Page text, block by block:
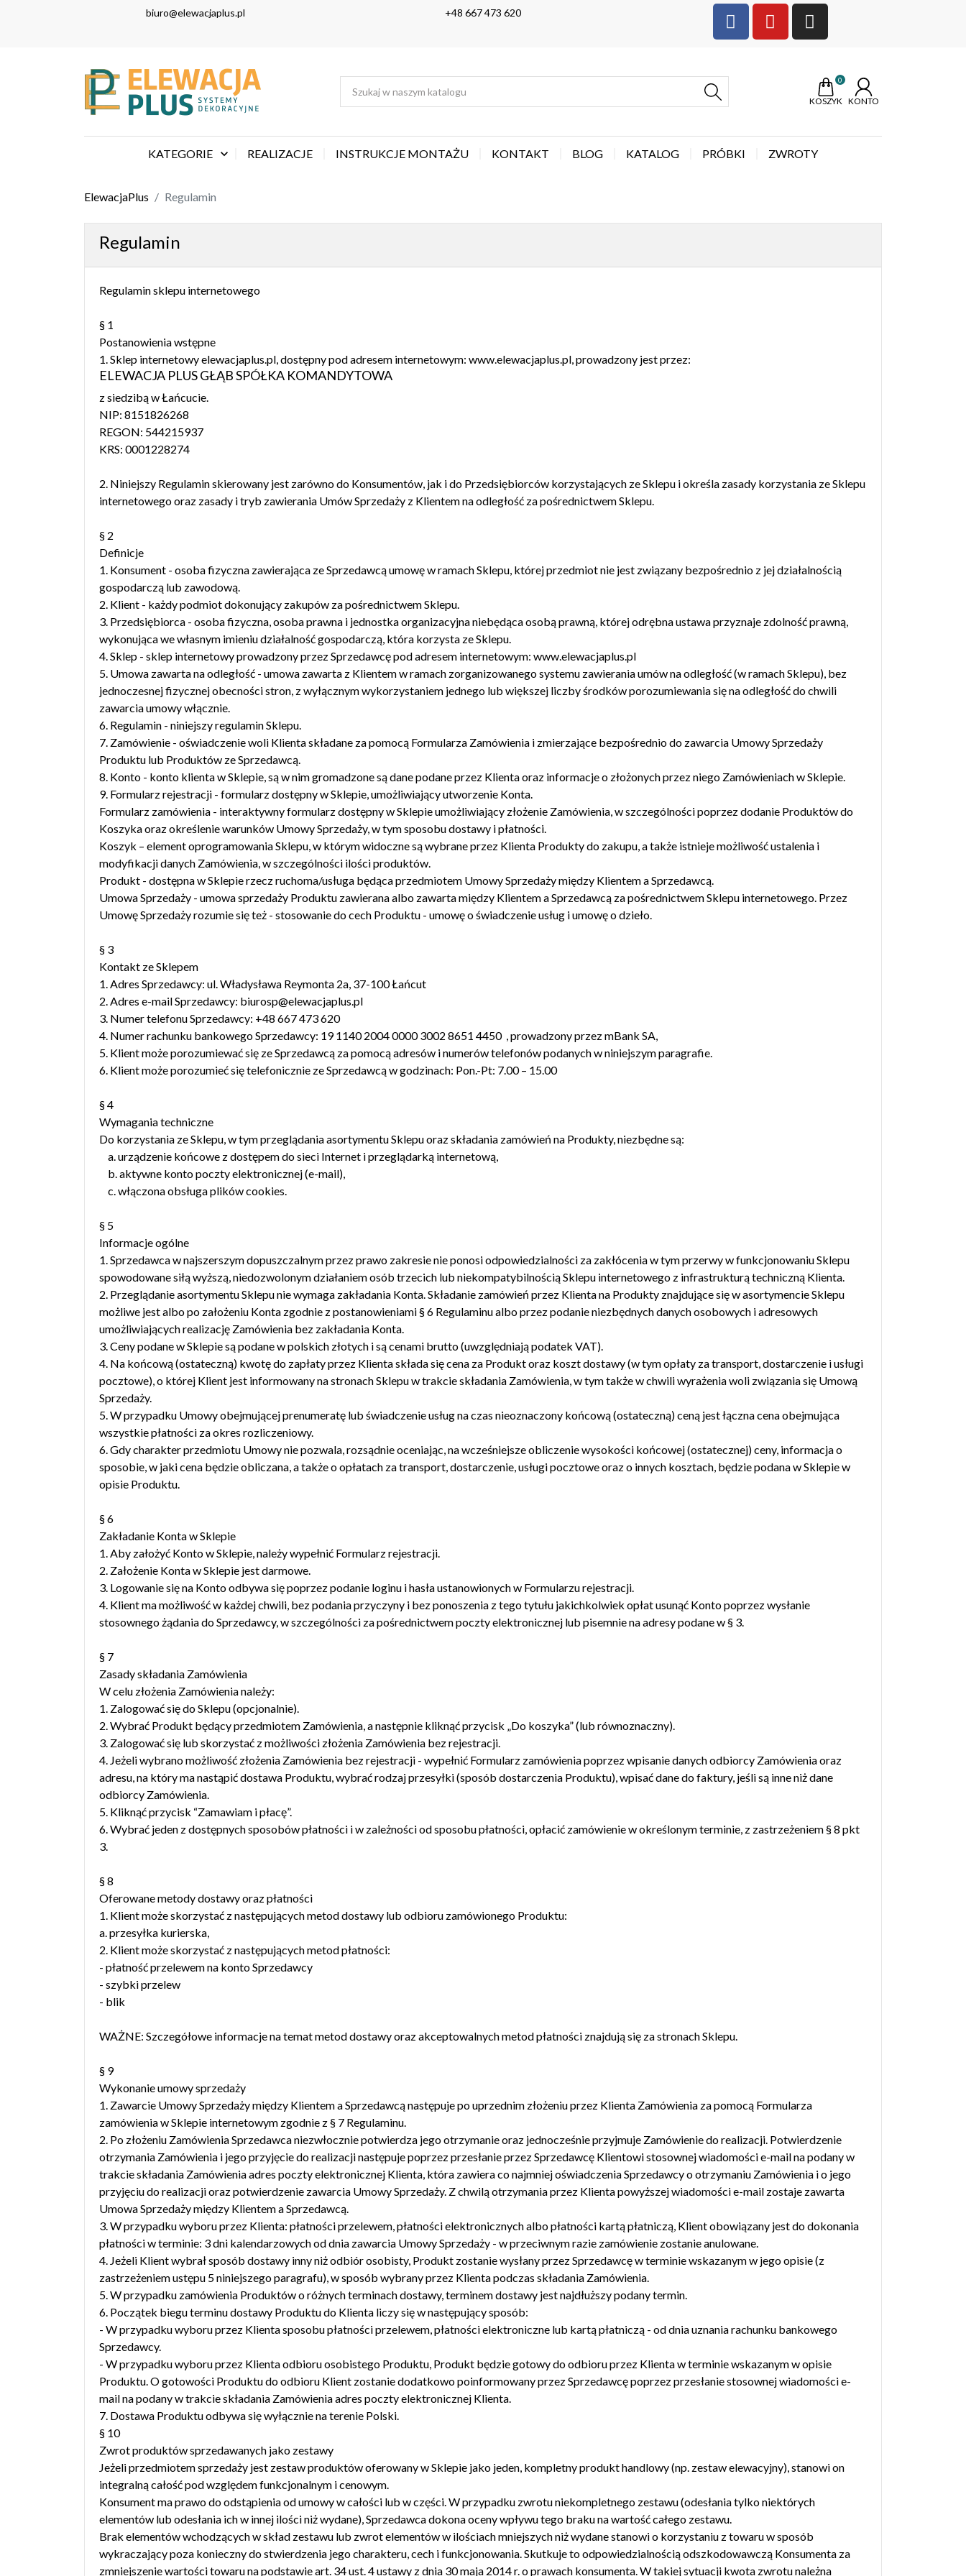
biuro@elewacjaplus.pl +48 667 473 620
KOSZYK
0
KONTO
KATEGORIE  REALIZACJE INSTRUKCJE MONTAŻU KONTAKT BLOG KATALOG PRÓBKI ZWROTY
ElewacjaPlus Regulamin
Regulamin
Regulamin sklepu internetowego
§ 1
Postanowienia wstępne
1. Sklep internetowy elewacjaplus.pl, dostępny pod adresem internetowym: www.elewacjaplus.pl, prowadzony jest przez:
ELEWACJA PLUS GŁĄB SPÓŁKA KOMANDYTOWA
z siedzibą w Łańcucie.
NIP: 8151826268
REGON: 544215937
KRS: 0001228274
2. Niniejszy Regulamin skierowany jest zarówno do Konsumentów, jak i do Przedsiębiorców korzystających ze Sklepu i określa zasady korzystania ze Sklepu
internetowego oraz zasady i tryb zawierania Umów Sprzedaży z Klientem na odległość za pośrednictwem Sklepu.
§ 2
Definicje
1. Konsument - osoba fizyczna zawierająca ze Sprzedawcą umowę w ramach Sklepu, której przedmiot nie jest związany bezpośrednio z jej działalnością
gospodarczą lub zawodową.
2. Klient - każdy podmiot dokonujący zakupów za pośrednictwem Sklepu.
3. Przedsiębiorca - osoba fizyczna, osoba prawna i jednostka organizacyjna niebędąca osobą prawną, której odrębna ustawa przyznaje zdolność prawną,
wykonująca we własnym imieniu działalność gospodarczą, która korzysta ze Sklepu.
4. Sklep - sklep internetowy prowadzony przez Sprzedawcę pod adresem internetowym: www.elewacjaplus.pl
5. Umowa zawarta na odległość - umowa zawarta z Klientem w ramach zorganizowanego systemu zawierania umów na odległość (w ramach Sklepu), bez
jednoczesnej fizycznej obecności stron, z wyłącznym wykorzystaniem jednego lub większej liczby środków porozumiewania się na odległość do chwili
zawarcia umowy włącznie.
6. Regulamin - niniejszy regulamin Sklepu.
7. Zamówienie - oświadczenie woli Klienta składane za pomocą Formularza Zamówienia i zmierzające bezpośrednio do zawarcia Umowy Sprzedaży
Produktu lub Produktów ze Sprzedawcą.
8. Konto - konto klienta w Sklepie, są w nim gromadzone są dane podane przez Klienta oraz informacje o złożonych przez niego Zamówieniach w Sklepie.
9. Formularz rejestracji - formularz dostępny w Sklepie, umożliwiający utworzenie Konta.
Formularz zamówienia - interaktywny formularz dostępny w Sklepie umożliwiający złożenie Zamówienia, w szczególności poprzez dodanie Produktów do
Koszyka oraz określenie warunków Umowy Sprzedaży, w tym sposobu dostawy i płatności.
Koszyk – element oprogramowania Sklepu, w którym widoczne są wybrane przez Klienta Produkty do zakupu, a także istnieje możliwość ustalenia i
modyfikacji danych Zamówienia, w szczególności ilości produktów.
Produkt - dostępna w Sklepie rzecz ruchoma/usługa będąca przedmiotem Umowy Sprzedaży między Klientem a Sprzedawcą.
Umowa Sprzedaży - umowa sprzedaży Produktu zawierana albo zawarta między Klientem a Sprzedawcą za pośrednictwem Sklepu internetowego. Przez
Umowę Sprzedaży rozumie się też - stosowanie do cech Produktu - umowę o świadczenie usług i umowę o dzieło.
§ 3
Kontakt ze Sklepem
1. Adres Sprzedawcy: ul. Władysława Reymonta 2a, 37-100 Łańcut
2. Adres e-mail Sprzedawcy: biurosp@elewacjaplus.pl
3. Numer telefonu Sprzedawcy: +48 667 473 620
4. Numer rachunku bankowego Sprzedawcy: 19 1140 2004 0000 3002 8651 4450 , prowadzony przez mBank SA,
5. Klient może porozumiewać się ze Sprzedawcą za pomocą adresów i numerów telefonów podanych w niniejszym paragrafie.
6. Klient może porozumieć się telefonicznie ze Sprzedawcą w godzinach: Pon.-Pt: 7.00 – 15.00
§ 4
Wymagania techniczne
Do korzystania ze Sklepu, w tym przeglądania asortymentu Sklepu oraz składania zamówień na Produkty, niezbędne są:
a. urządzenie końcowe z dostępem do sieci Internet i przeglądarką internetową,
b. aktywne konto poczty elektronicznej (e-mail),
c. włączona obsługa plików cookies.
§ 5
Informacje ogólne
1. Sprzedawca w najszerszym dopuszczalnym przez prawo zakresie nie ponosi odpowiedzialności za zakłócenia w tym przerwy w funkcjonowaniu Sklepu
spowodowane siłą wyższą, niedozwolonym działaniem osób trzecich lub niekompatybilnością Sklepu internetowego z infrastrukturą techniczną Klienta.
2. Przeglądanie asortymentu Sklepu nie wymaga zakładania Konta. Składanie zamówień przez Klienta na Produkty znajdujące się w asortymencie Sklepu
możliwe jest albo po założeniu Konta zgodnie z postanowieniami § 6 Regulaminu albo przez podanie niezbędnych danych osobowych i adresowych
umożliwiających realizację Zamówienia bez zakładania Konta.
3. Ceny podane w Sklepie są podane w polskich złotych i są cenami brutto (uwzględniają podatek VAT).
4. Na końcową (ostateczną) kwotę do zapłaty przez Klienta składa się cena za Produkt oraz koszt dostawy (w tym opłaty za transport, dostarczenie i usługi
pocztowe), o której Klient jest informowany na stronach Sklepu w trakcie składania Zamówienia, w tym także w chwili wyrażenia woli związania się Umową
Sprzedaży.
5. W przypadku Umowy obejmującej prenumeratę lub świadczenie usług na czas nieoznaczony końcową (ostateczną) ceną jest łączna cena obejmująca
wszystkie płatności za okres rozliczeniowy.
6. Gdy charakter przedmiotu Umowy nie pozwala, rozsądnie oceniając, na wcześniejsze obliczenie wysokości końcowej (ostatecznej) ceny, informacja o
sposobie, w jaki cena będzie obliczana, a także o opłatach za transport, dostarczenie, usługi pocztowe oraz o innych kosztach, będzie podana w Sklepie w
opisie Produktu.
§ 6
Zakładanie Konta w Sklepie
1. Aby założyć Konto w Sklepie, należy wypełnić Formularz rejestracji.
2. Założenie Konta w Sklepie jest darmowe.
3. Logowanie się na Konto odbywa się poprzez podanie loginu i hasła ustanowionych w Formularzu rejestracji.
4. Klient ma możliwość w każdej chwili, bez podania przyczyny i bez ponoszenia z tego tytułu jakichkolwiek opłat usunąć Konto poprzez wysłanie
stosownego żądania do Sprzedawcy, w szczególności za pośrednictwem poczty elektronicznej lub pisemnie na adresy podane w § 3.
§ 7
Zasady składania Zamówienia
W celu złożenia Zamówienia należy:
1. Zalogować się do Sklepu (opcjonalnie).
2. Wybrać Produkt będący przedmiotem Zamówienia, a następnie kliknąć przycisk „Do koszyka” (lub równoznaczny).
3. Zalogować się lub skorzystać z możliwości złożenia Zamówienia bez rejestracji.
4. Jeżeli wybrano możliwość złożenia Zamówienia bez rejestracji - wypełnić Formularz zamówienia poprzez wpisanie danych odbiorcy Zamówienia oraz
adresu, na który ma nastąpić dostawa Produktu, wybrać rodzaj przesyłki (sposób dostarczenia Produktu), wpisać dane do faktury, jeśli są inne niż dane
odbiorcy Zamówienia.
5. Kliknąć przycisk “Zamawiam i płacę”.
6. Wybrać jeden z dostępnych sposobów płatności i w zależności od sposobu płatności, opłacić zamówienie w określonym terminie, z zastrzeżeniem § 8 pkt
3.
§ 8
Oferowane metody dostawy oraz płatności
1. Klient może skorzystać z następujących metod dostawy lub odbioru zamówionego Produktu:
a. przesyłka kurierska,
2. Klient może skorzystać z następujących metod płatności:
- płatność przelewem na konto Sprzedawcy
- szybki przelew
- blik
WAŻNE: Szczegółowe informacje na temat metod dostawy oraz akceptowalnych metod płatności znajdują się za stronach Sklepu.
§ 9
Wykonanie umowy sprzedaży
1. Zawarcie Umowy Sprzedaży między Klientem a Sprzedawcą następuje po uprzednim złożeniu przez Klienta Zamówienia za pomocą Formularza
zamówienia w Sklepie internetowym zgodnie z § 7 Regulaminu.
2. Po złożeniu Zamówienia Sprzedawca niezwłocznie potwierdza jego otrzymanie oraz jednocześnie przyjmuje Zamówienie do realizacji. Potwierdzenie
otrzymania Zamówienia i jego przyjęcie do realizacji następuje poprzez przesłanie przez Sprzedawcę Klientowi stosownej wiadomości e-mail na podany w
trakcie składania Zamówienia adres poczty elektronicznej Klienta, która zawiera co najmniej oświadczenia Sprzedawcy o otrzymaniu Zamówienia i o jego
przyjęciu do realizacji oraz potwierdzenie zawarcia Umowy Sprzedaży. Z chwilą otrzymania przez Klienta powyższej wiadomości e-mail zostaje zawarta
Umowa Sprzedaży między Klientem a Sprzedawcą.
3. W przypadku wyboru przez Klienta: płatności przelewem, płatności elektronicznych albo płatności kartą płatniczą, Klient obowiązany jest do dokonania
płatności w terminie: 3 dni kalendarzowych od dnia zawarcia Umowy Sprzedaży - w przeciwnym razie zamówienie zostanie anulowane.
4. Jeżeli Klient wybrał sposób dostawy inny niż odbiór osobisty, Produkt zostanie wysłany przez Sprzedawcę w terminie wskazanym w jego opisie (z
zastrzeżeniem ustępu 5 niniejszego paragrafu), w sposób wybrany przez Klienta podczas składania Zamówienia.
5. W przypadku zamówienia Produktów o różnych terminach dostawy, terminem dostawy jest najdłuższy podany termin.
6. Początek biegu terminu dostawy Produktu do Klienta liczy się w następujący sposób:
- W przypadku wyboru przez Klienta sposobu płatności przelewem, płatności elektroniczne lub kartą płatniczą - od dnia uznania rachunku bankowego
Sprzedawcy.
- W przypadku wyboru przez Klienta odbioru osobistego Produktu, Produkt będzie gotowy do odbioru przez Klienta w terminie wskazanym w opisie
Produktu. O gotowości Produktu do odbioru Klient zostanie dodatkowo poinformowany przez Sprzedawcę poprzez przesłanie stosownej wiadomości e-
mail na podany w trakcie składania Zamówienia adres poczty elektronicznej Klienta.
7. Dostawa Produktu odbywa się wyłącznie na terenie Polski.
§ 10
Zwrot produktów sprzedawanych jako zestawy
Jeżeli przedmiotem sprzedaży jest zestaw produktów oferowany w Sklepie jako jeden, kompletny produkt handlowy (np. zestaw elewacyjny), stanowi on
integralną całość pod względem funkcjonalnym i cenowym.
Konsument ma prawo do odstąpienia od umowy w całości lub w części. W przypadku zwrotu niekompletnego zestawu (odesłania tylko niektórych
elementów lub odesłania ich w innej ilości niż wydane), Sprzedawca dokona oceny wpływu tego braku na wartość całego zestawu.
Brak elementów wchodzących w skład zestawu lub zwrot elementów w ilościach mniejszych niż wydane stanowi o korzystaniu z towaru w sposób
wykraczający poza konieczny do stwierdzenia jego charakteru, cech i funkcjonowania. Skutkuje to odpowiedzialnością odszkodowawczą Konsumenta za
zmniejszenie wartości towaru na podstawie art. 34 ust. 4 ustawy z dnia 30 maja 2014 r. o prawach konsumenta. W takiej sytuacji kwota zwrotu należna